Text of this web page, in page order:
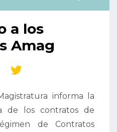
a los
Amag
informa la
de los contratos de
de Contratos